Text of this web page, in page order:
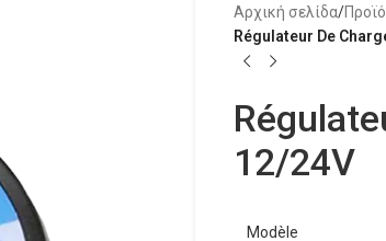
Αρχική σελίδα/
Régulateur De
12/24V
Modèle